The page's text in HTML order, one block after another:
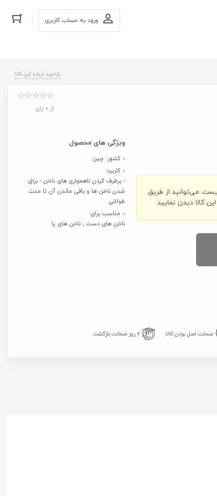
ورود به حساب کاربری
بازخورد درباره این کالا
از 0 رای
می‌توانید از طریق
کالا دیدن نمایید.
کشور: چین
کاربرد:
- برطرف کردن ناهمواری های ناخن - براق
شدن ناخن ها و باقی ماندن آن تا مدت
طولانی
مناسب برای:
ناخن های دست , ناخن های پا
ضمانت اصل بودن کالا 7 روز ضمانت بازگشت